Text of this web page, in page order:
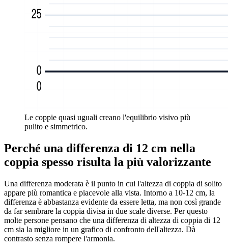
Le coppie quasi uguali creano l'equilibrio visivo più
pulito e simmetrico.
Perché una differenza di 12 cm nella
coppia spesso risulta la più valorizzante
Una differenza moderata è il punto in cui l'altezza di coppia di solito
appare più romantica e piacevole alla vista. Intorno a 10-12 cm, la
differenza è abbastanza evidente da essere letta, ma non così grande
da far sembrare la coppia divisa in due scale diverse. Per questo
molte persone pensano che una differenza di altezza di coppia di 12
cm sia la migliore in un grafico di confronto dell'altezza. Dà
contrasto senza rompere l'armonia.